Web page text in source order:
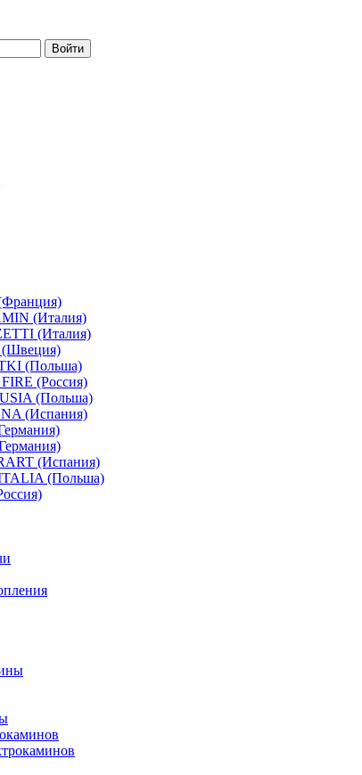
(Италия)
(Италия)
(Польша)
(Россия)
(Польша)
(Испания)
(Испания)
(Польша)